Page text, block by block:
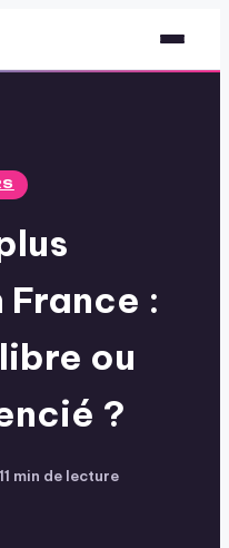
:
ou
?
11 min de lecture